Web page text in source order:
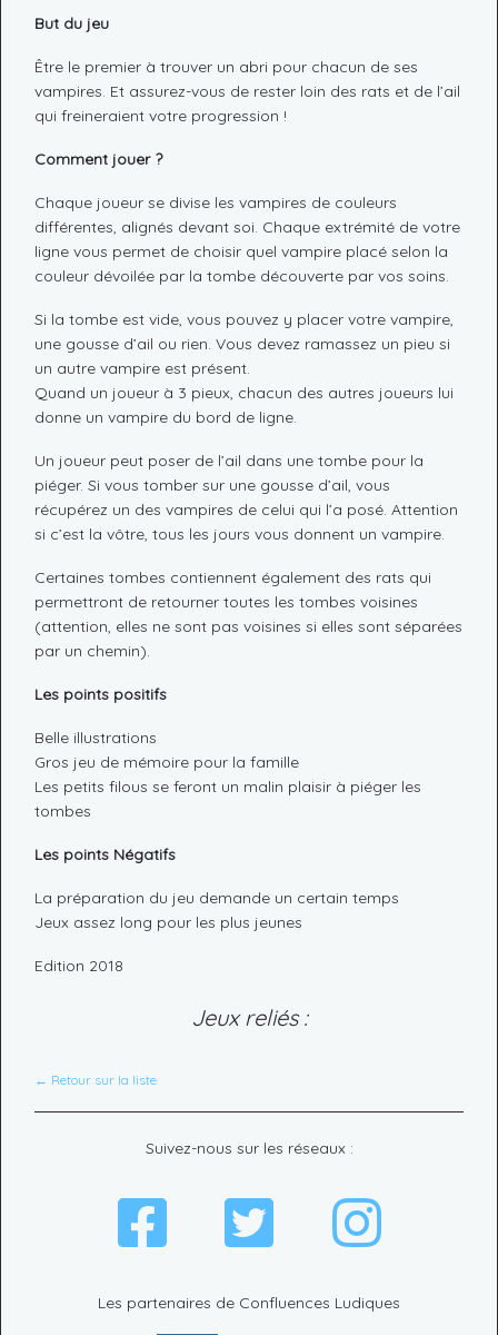
But du jeu
Être le premier à trouver un abri pour chacun de ses
vampires. Et assurez-vous de rester loin des rats et de l’ail
qui freineraient votre progression !
Comment jouer ?
Chaque joueur se divise les vampires de couleurs
différentes, alignés devant soi. Chaque extrémité de votre
ligne vous permet de choisir quel vampire placé selon la
couleur dévoilée par la tombe découverte par vos soins.
Si la tombe est vide, vous pouvez y placer votre vampire,
une gousse d’ail ou rien. Vous devez ramassez un pieu si
un autre vampire est présent.
Quand un joueur à 3 pieux, chacun des autres joueurs lui
donne un vampire du bord de ligne.
Un joueur peut poser de l’ail dans une tombe pour la
piéger. Si vous tomber sur une gousse d’ail, vous
récupérez un des vampires de celui qui l’a posé. Attention
si c’est la vôtre, tous les jours vous donnent un vampire.
Certaines tombes contiennent également des rats qui
permettront de retourner toutes les tombes voisines
(attention, elles ne sont pas voisines si elles sont séparées
par un chemin).
Les points positifs
Belle illustrations
Gros jeu de mémoire pour la famille
Les petits filous se feront un malin plaisir à piéger les
tombes
Les points Négatifs
La préparation du jeu demande un certain temps
Jeux assez long pour les plus jeunes
Edition 2018
Jeux reliés :
← Retour sur la liste
Les partenaires de Confluences Ludiques
Suivez-nous sur les réseaux :